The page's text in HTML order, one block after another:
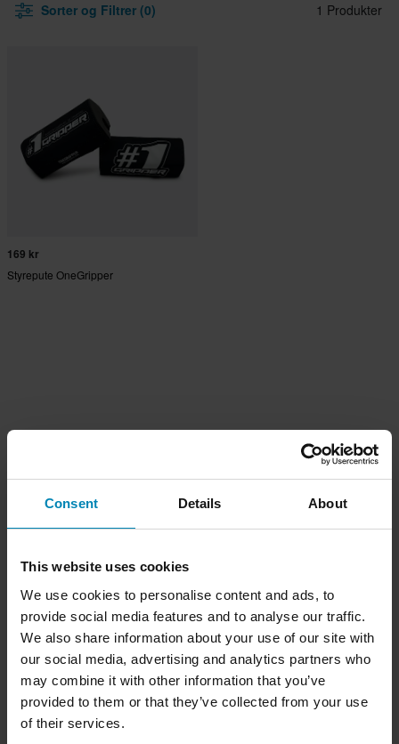
Consent Details About
This website uses cookies
We use cookies to personalise content and ads, to
provide social media features and to analyse our traffic.
We also share information about your use of our site with
our social media, advertising and analytics partners who
may combine it with other information that you’ve
provided to them or that they’ve collected from your use
of their services.
Sorter og Filtrer (0) 1 Produkter
169 kr
Styrepute OneGripper